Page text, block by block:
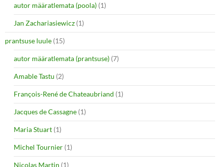
autor määratlemata (poola) (1)
Jan Zachariasiewicz (1)
prantsuse luule (15)
autor määratlemata (prantsuse) (7)
Amable Tastu (2)
François-René de Chateaubriand (1)
Jacques de Cassagne (1)
Maria Stuart (1)
Michel Tournier (1)
Nicolas Martin (1)